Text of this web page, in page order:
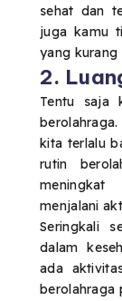
sehat dan
juga kamu
yang kurang
2.
Tentu saja
kita terlalu
rutin
menjalani
Seringkali
dalam
ada
berolahraga